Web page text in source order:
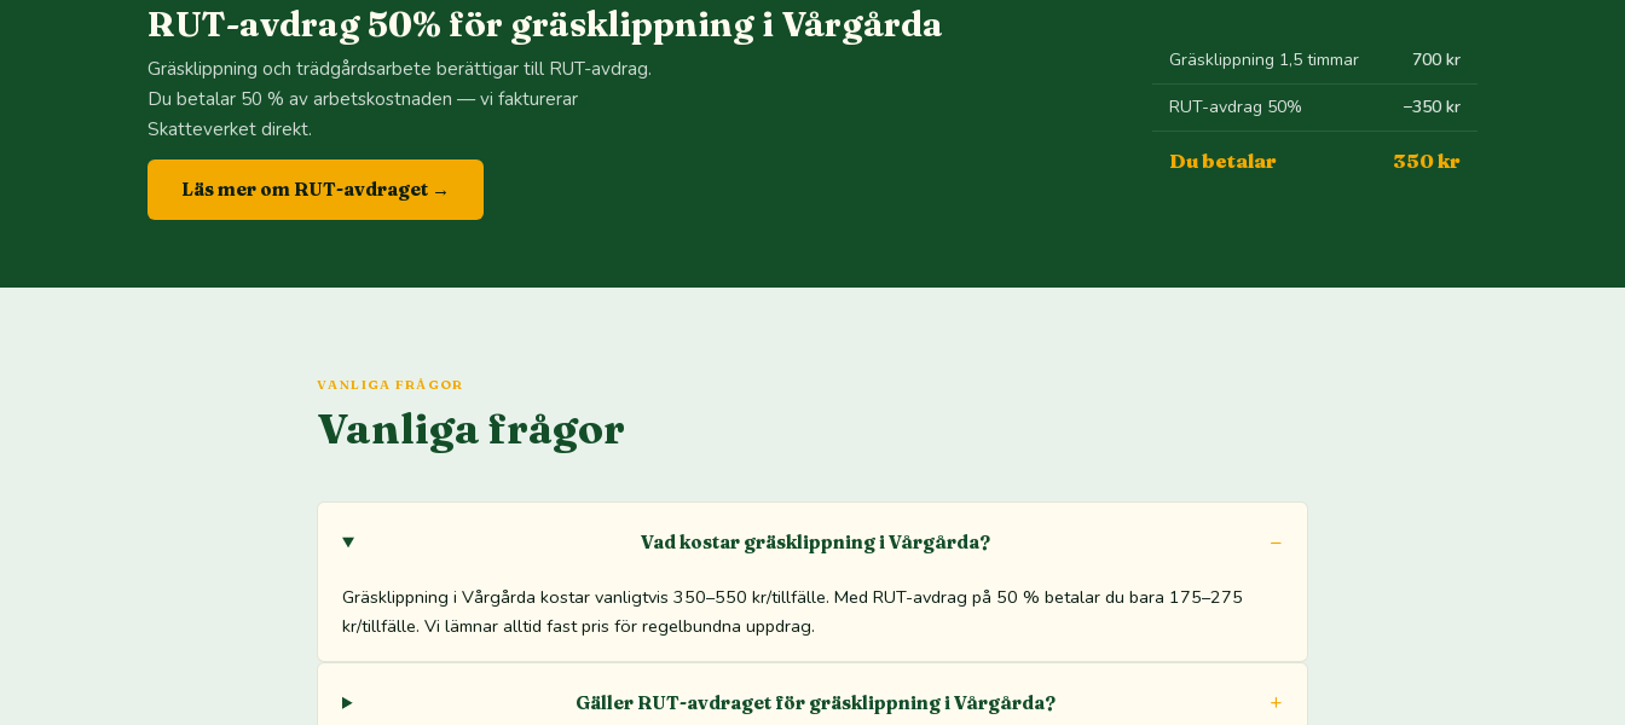
RUT-avdrag 50% för gräsklippning i Vårgårda
Gräsklippning och trädgårdsarbete berättigar till RUT-avdrag.
Du betalar 50 % av arbetskostnaden — vi fakturerar
Skatteverket direkt.
Läs mer om RUT-avdraget →
Gräsklippning 1,5 timmar 700 kr
RUT-avdrag 50% −350 kr
Du betalar 350 kr
VANLIGA FRÅGOR
Vanliga frågor
Vad kostar gräsklippning i Vårgårda?
Gräsklippning i Vårgårda kostar vanligtvis 350–550 kr/tillfälle. Med RUT-avdrag på 50 % betalar du bara 175–275
kr/tillfälle. Vi lämnar alltid fast pris för regelbundna uppdrag.
Gäller RUT-avdraget för gräsklippning i Vårgårda?